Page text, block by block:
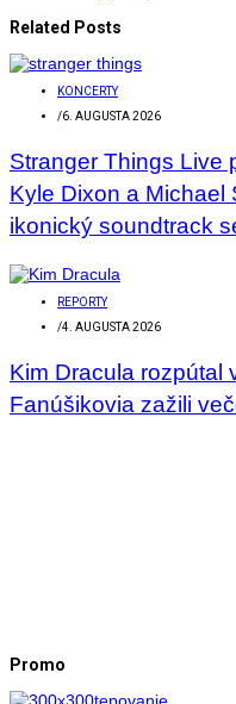
Related Posts
KONCERTY
/6. AUGUSTA 2026
Stranger Things Live
Kyle Dixon a Michael
ikonický soundtrack
REPORTY
/4. AUGUSTA 2026
Kim Dracula rozpútal
Fanúšikovia zažili
Promo